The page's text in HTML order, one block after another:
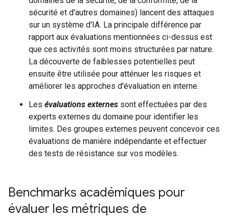
sécurité et d'autres domaines) lancent des attaques
sur un système d'IA. La principale différence par
rapport aux évaluations mentionnées ci-dessus est
que ces activités sont moins structurées par nature.
La découverte de faiblesses potentielles peut
ensuite être utilisée pour atténuer les risques et
améliorer les approches d'évaluation en interne.
Les évaluations externes sont effectuées par des
experts externes du domaine pour identifier les
limites. Des groupes externes peuvent concevoir ces
évaluations de manière indépendante et effectuer
des tests de résistance sur vos modèles.
Benchmarks académiques pour
évaluer les métriques de